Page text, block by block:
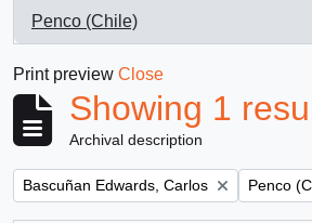
Penco (Chile)
, 1 results
Print preview Close
Showing 1
Archival description
Remove filter:
Bascuñan Edwards, Carlos Remove
Penco